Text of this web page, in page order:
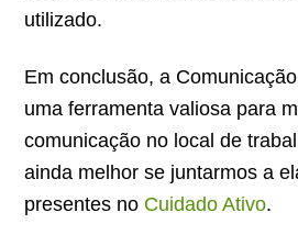
utilizado.
Em conclusão, a
uma ferramenta valiosa para
comunicação no local de
ainda melhor se juntarmos a
presentes no Cuidado Ativo.